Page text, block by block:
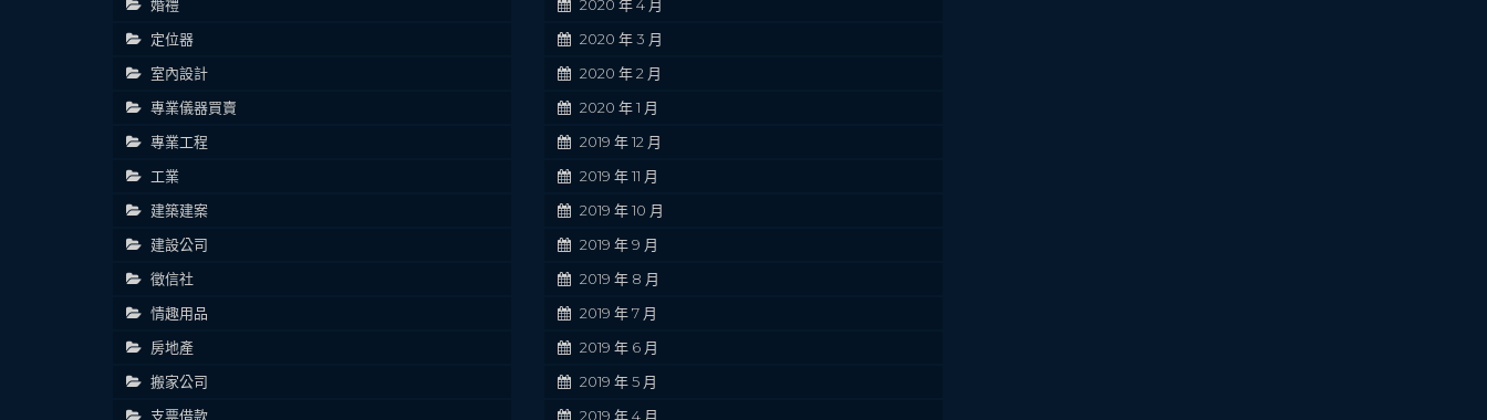
婚禮
定位器
室內設計
專業儀器買賣
專業工程
工業
建築建案
建設公司
徵信社
情趣用品
房地產
搬家公司
支票借款
2020 年 4 月
2020 年 3 月
2020 年 2 月
2020 年 1 月
2019 年 12 月
2019 年 11 月
2019 年 10 月
2019 年 9 月
2019 年 8 月
2019 年 7 月
2019 年 6 月
2019 年 5 月
2019 年 4 月